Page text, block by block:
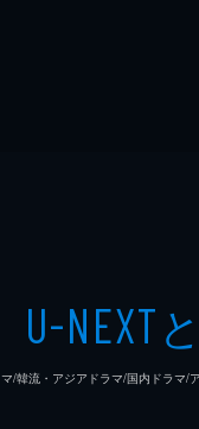
U-NEXT
韓流・アジアドラマ/国内ドラマ/